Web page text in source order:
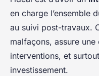
en charge l’ensemble
au suivi post-travaux.
malfaçons, assure
interventions, et
investissement.